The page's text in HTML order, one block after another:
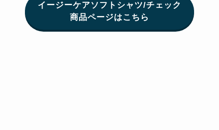
イージーケアソフトシャツ/チェック
商品ページはこちら